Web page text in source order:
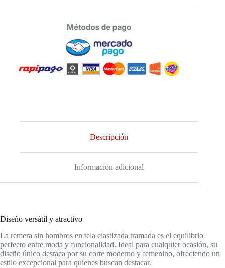
Descripción
Información adicional
Diseño versátil y atractivo
La remera sin hombros en tela elastizada tramada es el equilibrio
perfecto entre moda y funcionalidad. Ideal para cualquier ocasión, su
diseño único destaca por su corte moderno y femenino, ofreciendo un
estilo excepcional para quienes buscan destacar.